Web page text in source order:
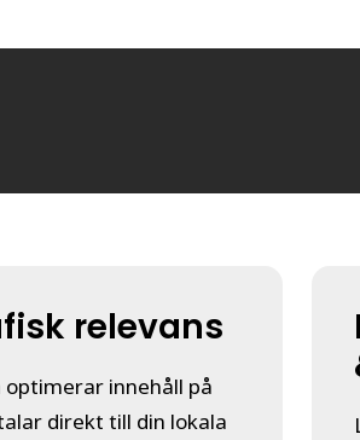
relevans
optimerar innehåll på
direkt till din lokala